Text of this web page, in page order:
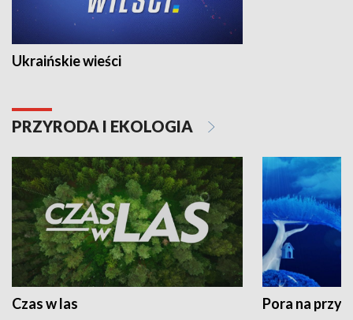
Ukraińskie wieści
PRZYRODA I EKOLOGIA
Czas w las Pora na